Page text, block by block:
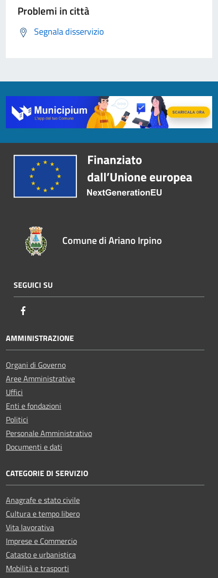
Problemi in città
Segnala disservizio
Comune di Ariano Irpino
SEGUICI SU
AMMINISTRAZIONE
Organi di Governo
Aree Amministrative
Uffici
Enti e fondazioni
Politici
Personale Amministrativo
Documenti e dati
CATEGORIE DI SERVIZIO
Anagrafe e stato civile
Cultura e tempo libero
Vita lavorativa
Imprese e Commercio
Catasto e urbanistica
Mobilità e trasporti